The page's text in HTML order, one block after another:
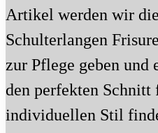
Artikel werden wir
Schulterlangen
zur Pflege geben und
den perfekten Schnitt
individuellen Stil